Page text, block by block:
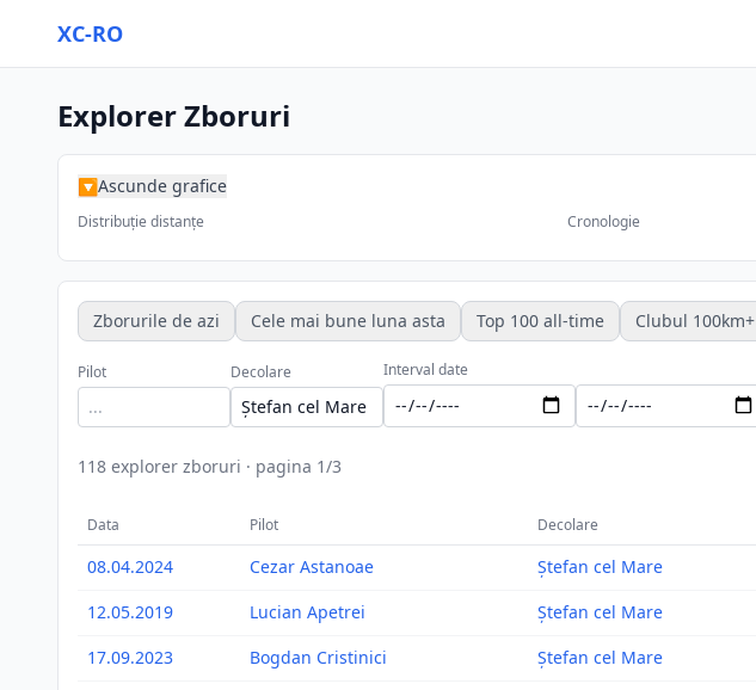
XC-RO
Explorer Zboruri
▶Ascunde grafice
Distribuție distanțe Cronologie
Zborurile de azi Cele mai bune luna asta Top 100 all-time Clubul 100km+
Pilot Decolare Interval date
118 explorer zboruri · pagina 1/3
Data Pilot Decolare
08.04.2024 Cezar Astanoae Ștefan cel Mare
12.05.2019
Lucian Apetrei Ștefan cel Mare
17.09.2023
Bogdan Cristinici Ștefan cel Mare